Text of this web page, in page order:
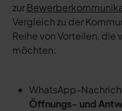
zur
Vergleich zu der
Reihe von Vorteilen, die
möchten:
WhatsApp-
Öffnungs- und